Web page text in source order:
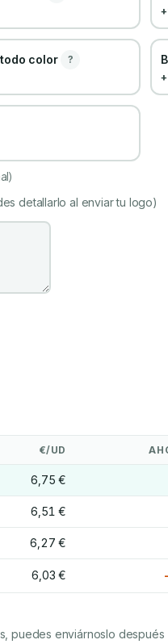
color
?
detallarlo al enviar tu logo)
€/UD
6,75 €
6,51 €
6,27 €
6,03 €
puedes enviárnoslo después